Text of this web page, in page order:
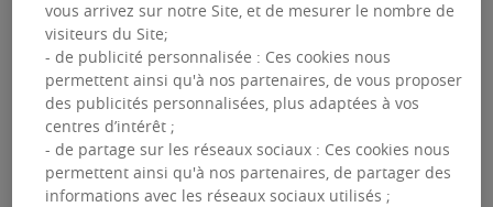
vous arrivez sur notre Site, et de mesurer le nombre de
visiteurs du Site;
- de publicité personnalisée : Ces cookies nous
permettent ainsi qu'à nos partenaires, de vous proposer
des publicités personnalisées, plus adaptées à vos
centres d’intérêt ;
- de partage sur les réseaux sociaux : Ces cookies nous
permettent ainsi qu'à nos partenaires, de partager des
informations avec les réseaux sociaux utilisés ;